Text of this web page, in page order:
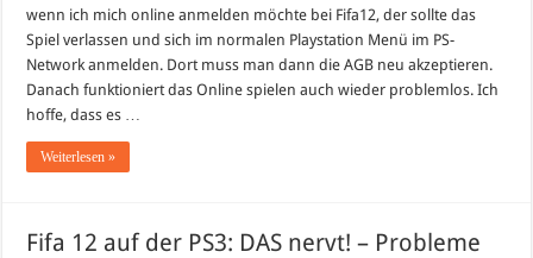
wenn ich mich online anmelden möchte bei Fifa12, der sollte das
Spiel verlassen und sich im normalen Playstation Menü im PS-
Network anmelden. Dort muss man dann die AGB neu akzeptieren.
Danach funktioniert das Online spielen auch wieder problemlos. Ich
hoffe, dass es …
Weiterlesen »
Fifa 12 auf der PS3: DAS nervt! – Probleme